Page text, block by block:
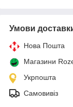
Умови
Нова Пошта
Магазини
Укрпошта
Самовивіз